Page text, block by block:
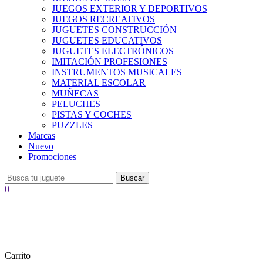
JUEGOS EXTERIOR Y DEPORTIVOS
JUEGOS RECREATIVOS
JUGUETES CONSTRUCCIÓN
JUGUETES EDUCATIVOS
JUGUETES ELECTRÓNICOS
IMITACIÓN PROFESIONES
INSTRUMENTOS MUSICALES
MATERIAL ESCOLAR
MUÑECAS
PELUCHES
PISTAS Y COCHES
PUZZLES
Marcas
Nuevo
Promociones
Buscar
0
Carrito